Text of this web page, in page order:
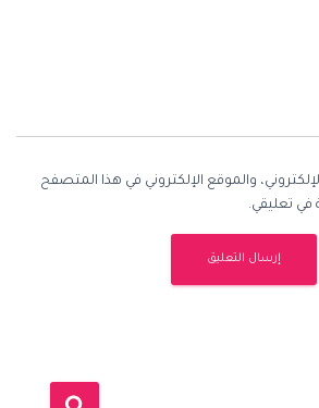
والموقع الإلكتروني في هذا المتصفح
في تعليقي.